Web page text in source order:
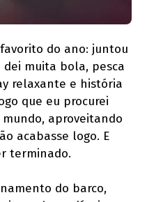
do ano: juntou
dei muita bola, pesca
relaxante e história
que eu procurei
aproveitando
acabasse logo. E
terminado.
do barco,